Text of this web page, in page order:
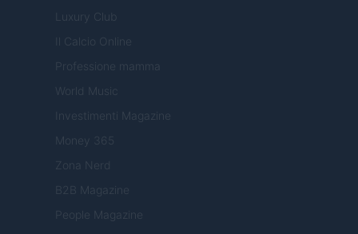
Luxury Club
Il Calcio Online
Professione mamma
World Music
Investimenti Magazine
Money 365
Zona Nerd
B2B Magazine
People Magazine